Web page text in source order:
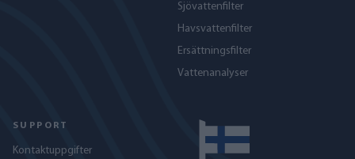
Sjövattenfilter
Havs­vattenfilter
Ersättningsfilter
Vattenanalyser
SUPPORT
Kontaktuppgifter